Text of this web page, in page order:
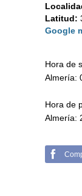
Latitud:
Google
Hora de
Almería:
Hora de
Almería: